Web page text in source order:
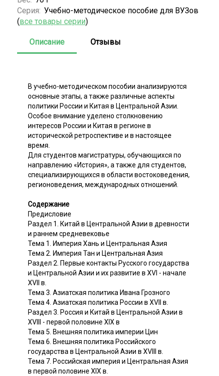
Серия: Учебно-методическое пособие для ВУЗов
(все товары серии)
Описание Отзывы
В учебно-методическом пособии анализируются
основные этапы, а также различные аспекты
политики России и Китая в Центральной Азии.
Особое внимание уделено столкновению
интересов России и Китая в регионе в
исторической ретроспективе и в настоящее
время.
Для студентов магистратуры, обучающихся по
направлению «История», а также для студентов,
специализирующихся в области востоковедения,
регионоведения, международных отношений.
Содержание
Предисловие
Раздел 1. Китай в Центральной Азии в древности
и раннем средневековье
Тема 1. Империя Хань и Центральная Азия
Тема 2. Империя Тан и Центральная Азия
Раздел 2. Первые контакты Русского государства
и Центральной Азии и их развитие в XVI - начале
XVII в.
Тема 3. Азиатская политика Ивана Грозного
Тема 4. Азиатская политика России в XVII в.
Раздел 3. Россия и Китай в Центральной Азии в
XVIII - первой половине XIX в
Тема 5. Внешняя политика империи Цин
Тема 6. Внешняя политика Российского
государства в Центральной Азии в XVIII в.
Тема 7. Российская империя и Центральная Азия
в первой половине XIX в.